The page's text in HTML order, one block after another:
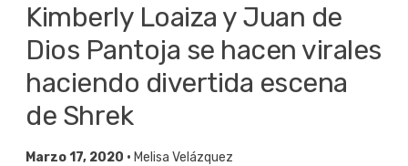
Kimberly Loaiza y Juan de
Dios Pantoja se hacen virales
haciendo divertida escena
de Shrek
Marzo 17, 2020 • Melisa Velázquez